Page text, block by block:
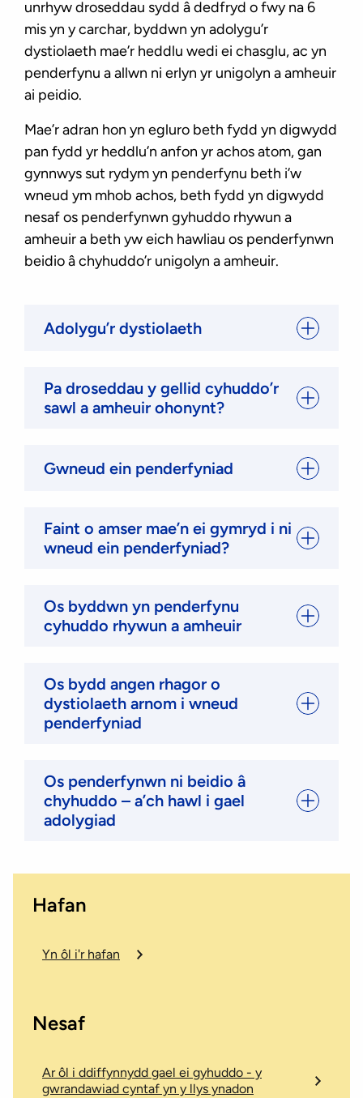
unrhyw droseddau sydd â dedfryd o fwy na 6
mis yn y carchar, byddwn yn adolygu’r
dystiolaeth mae’r heddlu wedi ei chasglu, ac yn
penderfynu a allwn ni erlyn yr unigolyn a amheuir
ai peidio.
Mae’r adran hon yn egluro beth fydd yn digwydd
pan fydd yr heddlu’n anfon yr achos atom, gan
gynnwys sut rydym yn penderfynu beth i’w
wneud ym mhob achos, beth fydd yn digwydd
nesaf os penderfynwn gyhuddo rhywun a
amheuir a beth yw eich hawliau os penderfynwn
beidio â chyhuddo’r unigolyn a amheuir.
Adolygu’r dystiolaeth
Pa droseddau y gellid cyhuddo’r
sawl a amheuir ohonynt?
Gwneud ein penderfyniad
Faint o amser mae’n ei gymryd i ni
wneud ein penderfyniad?
Os byddwn yn penderfynu
cyhuddo rhywun a amheuir
Os bydd angen rhagor o
dystiolaeth arnom i wneud
penderfyniad
Os penderfynwn ni beidio â
chyhuddo – a’ch hawl i gael
adolygiad
Hafan
Yn ôl i'r hafan
Nesaf
Ar ôl i ddiffynnydd gael ei gyhuddo - y
gwrandawiad cyntaf yn y llys ynadon